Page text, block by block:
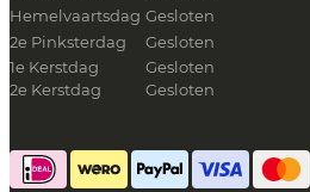
Hemelvaartsdag Gesloten
2e Pinksterdag
Gesloten
1e Kerstdag
Gesloten
2e Kerstdag
Gesloten